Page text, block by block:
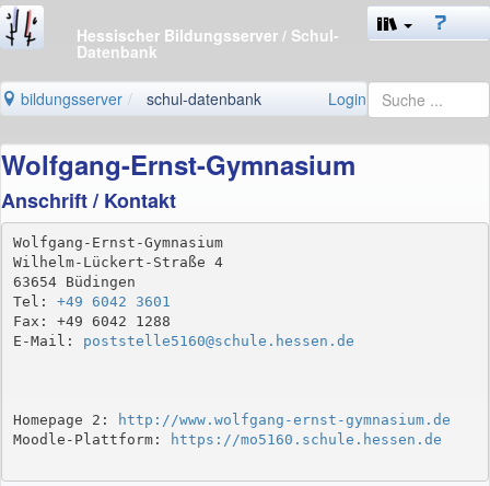
Hessischer Bildungsserver / Schul-
Datenbank
bildungsserver schul-datenbank Login
Wolfgang-Ernst-Gymnasium
Anschrift / Kontakt
Wolfgang-Ernst-Gymnasium
Wilhelm-Lückert-Straße 4
63654 Büdingen
Tel: +49 6042 3601
Fax: +49 6042 1288
E-Mail: poststelle5160@schule.hessen.de
Homepage 2:
http://www.wolfgang-ernst-gymnasium.de
Moodle-Plattform:
https://mo5160.schule.hessen.de